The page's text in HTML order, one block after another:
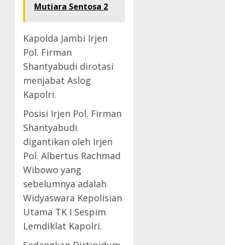
Mutiara Sentosa 2
Kapolda Jambi Irjen
Pol. Firman
Shantyabudi dirotasi
menjabat Aslog
Kapolri.
Posisi Irjen Pol. Firman
Shantyabudi
digantikan oleh Irjen
Pol. Albertus Rachmad
Wibowo yang
sebelumnya adalah
Widyaswara Kepolisian
Utama TK I Sespim
Lemdiklat Kapolri.